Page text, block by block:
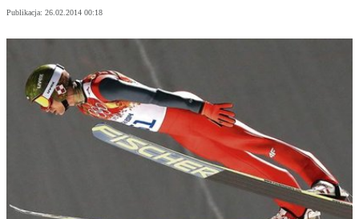
Publikacja: 26.02.2014 00:18